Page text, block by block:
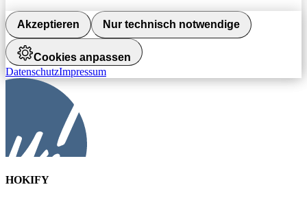
Akzeptieren Nur technisch notwendige
Cookies anpassen
DatenschutzImpressum
HOKIFY